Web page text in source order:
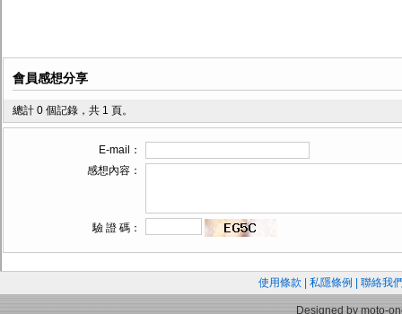
會員感想分享
總計 0 個記錄，共 1 頁。
E-mail：
感想內容：
驗 證 碼：
使用條款 私隱條例 聯絡我
Designed by moto-